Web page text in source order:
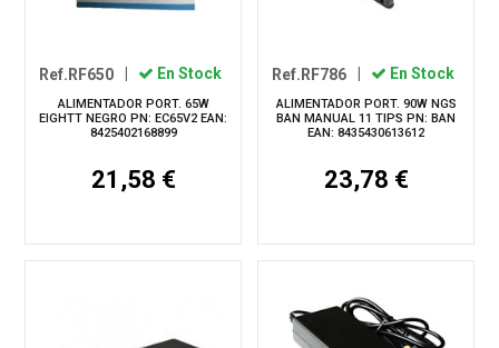
Ref.RF650 En Stock
ALIMENTADOR PORT. 65W
EIGHTT NEGRO PN: EC65V2 EAN:
8425402168899
21,58 €
Ref.RF786 En Stock
ALIMENTADOR PORT. 90W NGS
BAN MANUAL 11 TIPS PN: BAN
EAN: 8435430613612
23,78 €